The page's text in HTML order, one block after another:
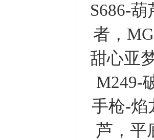
S686-
者，
甜心亚
M249-
手枪-焰
芦，平